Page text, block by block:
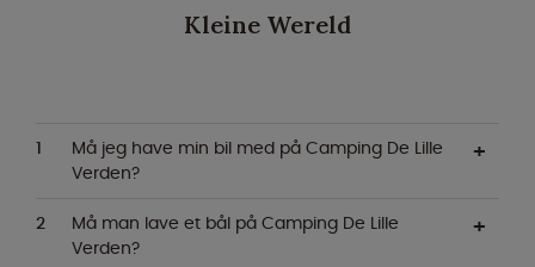
Kleine Wereld
Må jeg have min bil med på Camping De Lille
Verden?
Må man lave et bål på Camping De Lille
Verden?